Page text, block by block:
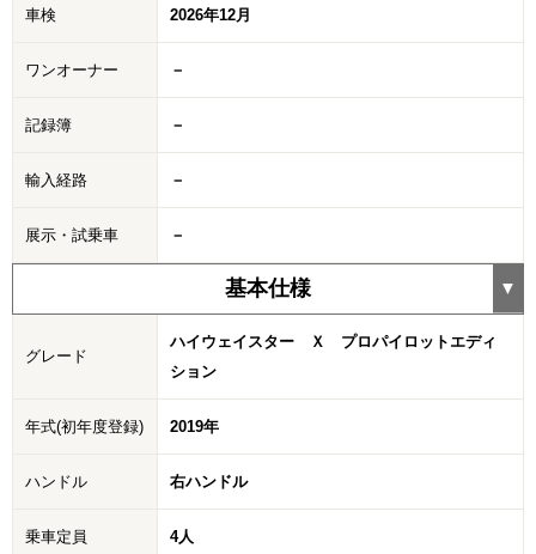
車検 2026年12月
ワンオーナー －
記録簿 －
輸入経路 －
展示・試乗車 －
基本仕様
グレード
ハイウェイスター Ｘ プロパイロットエディ
ション
年式(初年度登録) 2019年
ハンドル 右ハンドル
乗車定員 4人